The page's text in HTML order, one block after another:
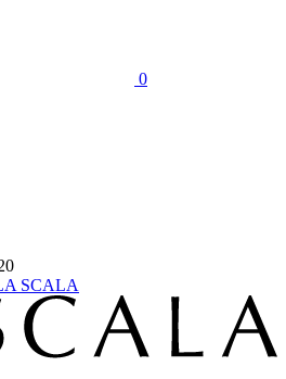
0
SCALA